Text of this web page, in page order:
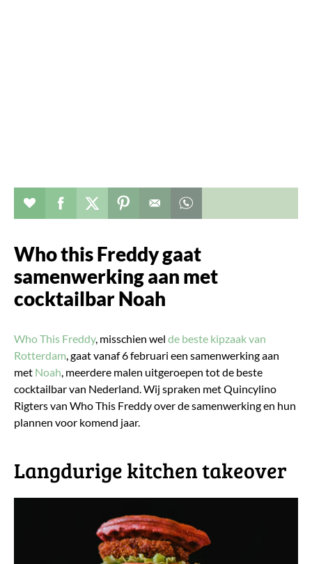
Verhaal toevoegen aan favorieten
Deel dit op facebook
Deel dit op twitter
Deel dit op pinterest
Who this Freddy gaat
samenwerking aan met
cocktailbar Noah
Who This Freddy, misschien wel de beste kipzaak van
Rotterdam, gaat vanaf 6 februari een samenwerking aan
met Noah, meerdere malen uitgeroepen tot de beste
cocktailbar van Nederland. Wij spraken met Quincylino
Rigters van Who This Freddy over de samenwerking en hun
plannen voor komend jaar.
Langdurige kitchen takeover